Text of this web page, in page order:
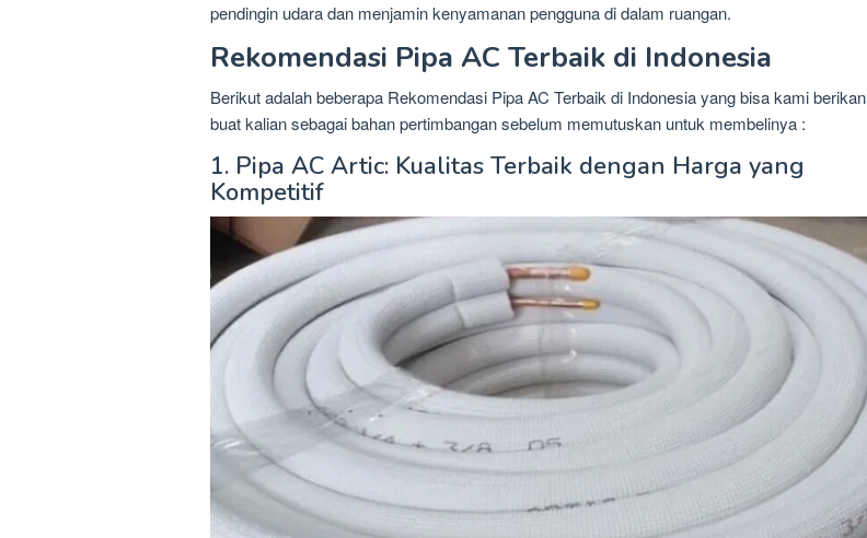
pendingin udara dan menjamin kenyamanan pengguna di dalam ruangan.
Rekomendasi Pipa AC Terbaik di Indonesia
Berikut adalah beberapa Rekomendasi Pipa AC Terbaik di Indonesia yang bisa kami berikan
buat kalian sebagai bahan pertimbangan sebelum memutuskan untuk membelinya :
1. Pipa AC Artic: Kualitas Terbaik dengan Harga yang
Kompetitif